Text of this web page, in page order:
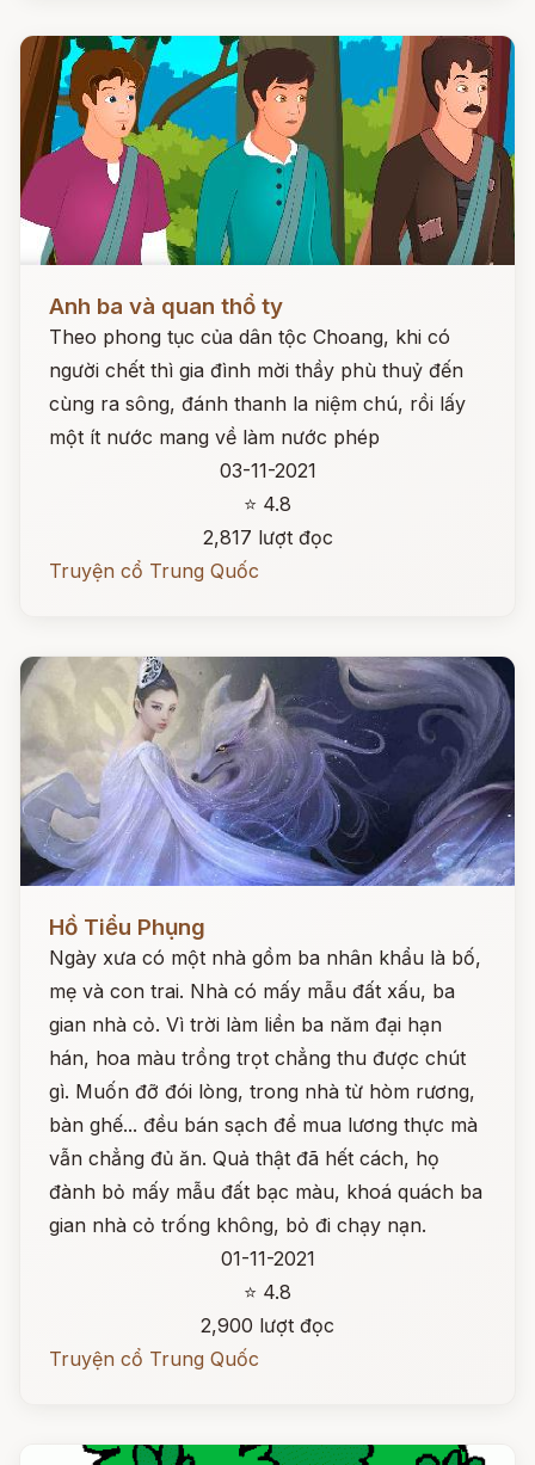
Anh ba và quan thổ ty
Theo phong tục của dân tộc Choang, khi có
người chết thì gia đình mời thầy phù thuỷ đến
cùng ra sông, đánh thanh la niệm chú, rồi lấy
một ít nước mang về làm nước phép
03-11-2021
⭐ 4.8
2,817 lượt đọc
Truyện cổ Trung Quốc
Đọc ngay
Hồ Tiểu Phụng
Ngày xưa có một nhà gồm ba nhân khẩu là bố,
mẹ và con trai. Nhà có mấy mẫu đất xấu, ba
gian nhà cỏ. Vì trời làm liền ba năm đại hạn
hán, hoa màu trồng trọt chẳng thu được chút
gì. Muốn đỡ đói lòng, trong nhà từ hòm rương,
bàn ghế... đều bán sạch để mua lương thực mà
vẫn chẳng đủ ăn. Quả thật đã hết cách, họ
đành bỏ mấy mẫu đất bạc màu, khoá quách ba
gian nhà cỏ trống không, bỏ đi chạy nạn.
01-11-2021
⭐ 4.8
2,900 lượt đọc
Truyện cổ Trung Quốc